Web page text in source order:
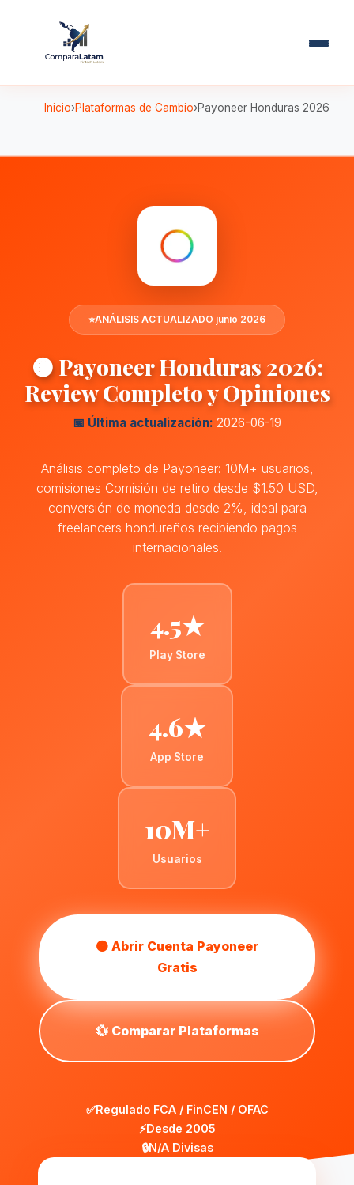
Inicio Plataformas de Cambio Payoneer Honduras 2026
⭐ANÁLISIS ACTUALIZADO junio 2026
🟠 Payoneer Honduras 2026:
Review Completo y Opiniones
📅 Última actualización: 2026-06-19
Análisis completo de Payoneer: 10M+ usuarios,
comisiones Comisión de retiro desde $1.50 USD,
conversión de moneda desde 2%, ideal para
freelancers hondureños recibiendo pagos
internacionales.
4.5★
Play Store
4.6★
App Store
10M+
Usuarios
🟠 Abrir Cuenta Payoneer
Gratis
💱 Comparar Plataformas
✅Regulado FCA / FinCEN / OFAC
⚡Desde 2005
🔒N/A Divisas